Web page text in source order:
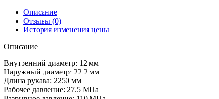
Описание
Отзывы (0)
История изменения цены
Описание
Внутренний диаметр: 12 мм
Наружный диаметр: 22.2 мм
Длина рукава: 2250 мм
Рабочее давление: 27.5 МПа